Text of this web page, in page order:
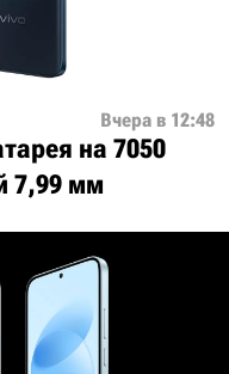
Вчера в 12:48
на 7050
7,99 мм